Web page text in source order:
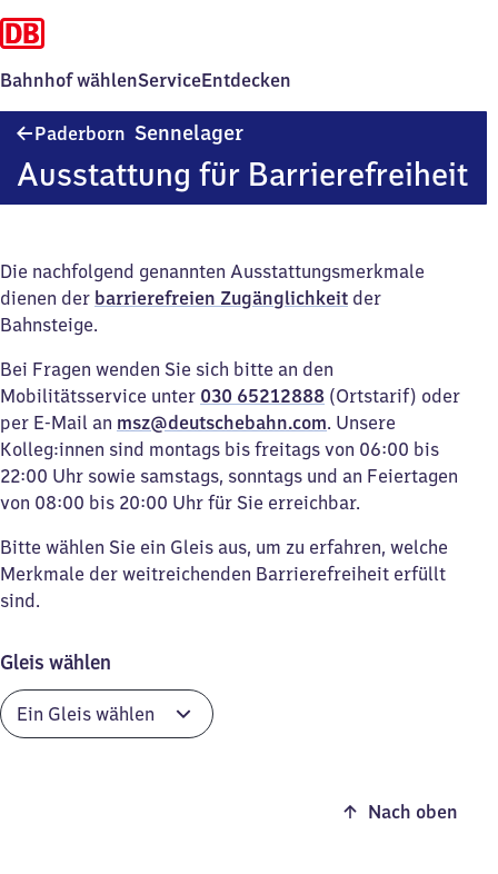
Bahnhof wählenServiceEntdecken
Paderborn Sennelager
Ausstattung für Barrierefreiheit
Die nachfolgend genannten Ausstattungsmerkmale
dienen der barrierefreien Zugänglichkeit der
Bahnsteige.
Bei Fragen wenden Sie sich bitte an den
Mobilitätsservice unter 030 65212888 (Ortstarif) oder
per E-Mail an msz@deutschebahn.com. Unsere
Kolleg:innen sind montags bis freitags von 06:00 bis
22:00 Uhr sowie samstags, sonntags und an Feiertagen
von 08:00 bis 20:00 Uhr für Sie erreichbar.
Bitte wählen Sie ein Gleis aus, um zu erfahren, welche
Merkmale der weitreichenden Barrierefreiheit erfüllt
sind.
Gleis wählen
Nach oben